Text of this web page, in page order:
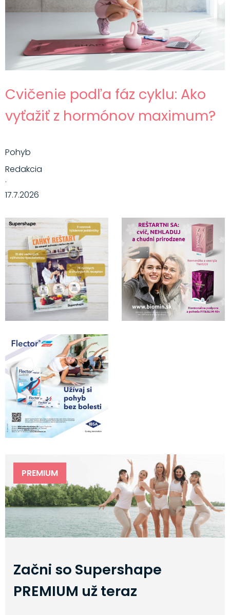
Cvičenie podľa fáz cyklu: Ako
vyťažiť z hormónov maximum?
Pohyb
Redakcia
·
17.7.2026
PREMIUM
Začni so Supershape
PREMIUM už teraz